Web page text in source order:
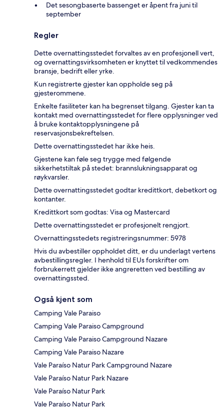
Det sesongbaserte bassenget er åpent fra juni til
september
Regler
Dette overnattingsstedet forvaltes av en profesjonell vert,
og overnattingsvirksomheten er knyttet til vedkommendes
bransje, bedrift eller yrke.
Kun registrerte gjester kan oppholde seg på
gjesterommene.
Enkelte fasiliteter kan ha begrenset tilgang. Gjester kan ta
kontakt med overnattingsstedet for flere opplysninger ved
å bruke kontaktopplysningene på
reservasjonsbekreftelsen.
Dette overnattingsstedet har ikke heis.
Gjestene kan føle seg trygge med følgende
sikkerhetstiltak på stedet: brannslukningsapparat og
røykvarsler.
Dette overnattingsstedet godtar kredittkort, debetkort og
kontanter.
Kredittkort som godtas: Visa og Mastercard
Dette overnattingsstedet er profesjonelt rengjort.
Overnattingsstedets registreringsnummer: 5978
Hvis du avbestiller oppholdet ditt, er du underlagt vertens
avbestillingsregler. I henhold til EUs forskrifter om
forbrukerrett gjelder ikke angreretten ved bestilling av
overnattingssted.
Også kjent som
Camping Vale Paraiso
Camping Vale Paraiso Campground
Camping Vale Paraiso Campground Nazare
Camping Vale Paraiso Nazare
Vale Paraíso Natur Park Campground Nazare
Vale Paraíso Natur Park Nazare
Vale Paraíso Natur Park
Vale Paraíso Natur Park